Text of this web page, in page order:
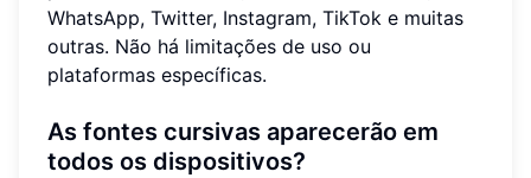
WhatsApp, Twitter, Instagram, TikTok e muitas
outras. Não há limitações de uso ou
plataformas específicas.
As fontes cursivas aparecerão em
todos os dispositivos?